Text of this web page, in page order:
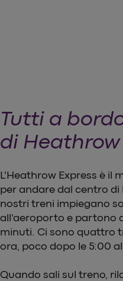
Tutti a
di Heathrow
L'Heathrow Express è il
per andare dal centro di
nostri treni impiegano
all'aeroporto e partono
minuti. Ci sono quattro
ora, poco dopo le 5:00
Quando sali sul treno,